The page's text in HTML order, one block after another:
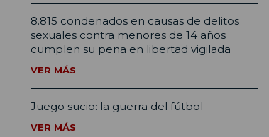
8.815 condenados en causas de delitos
sexuales contra menores de 14 años
cumplen su pena en libertad vigilada
VER MÁS
Juego sucio: la guerra del fútbol
VER MÁS